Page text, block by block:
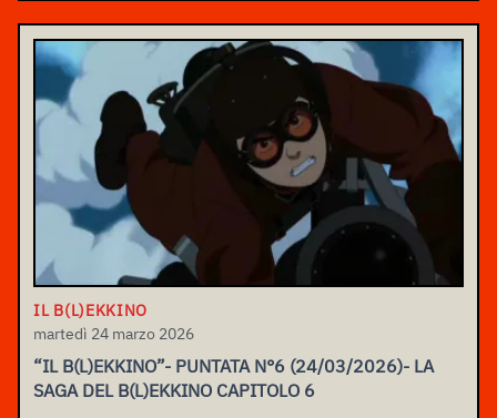
IL B(L)EKKINO
martedì 24 marzo 2026
“IL B(L)EKKINO”- PUNTATA N°6 (24/03/2026)- LA
SAGA DEL B(L)EKKINO CAPITOLO 6